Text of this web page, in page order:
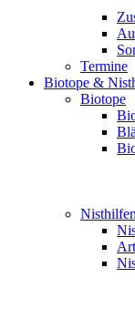
Termine
Biotope &
Biotope
Nisthilfen